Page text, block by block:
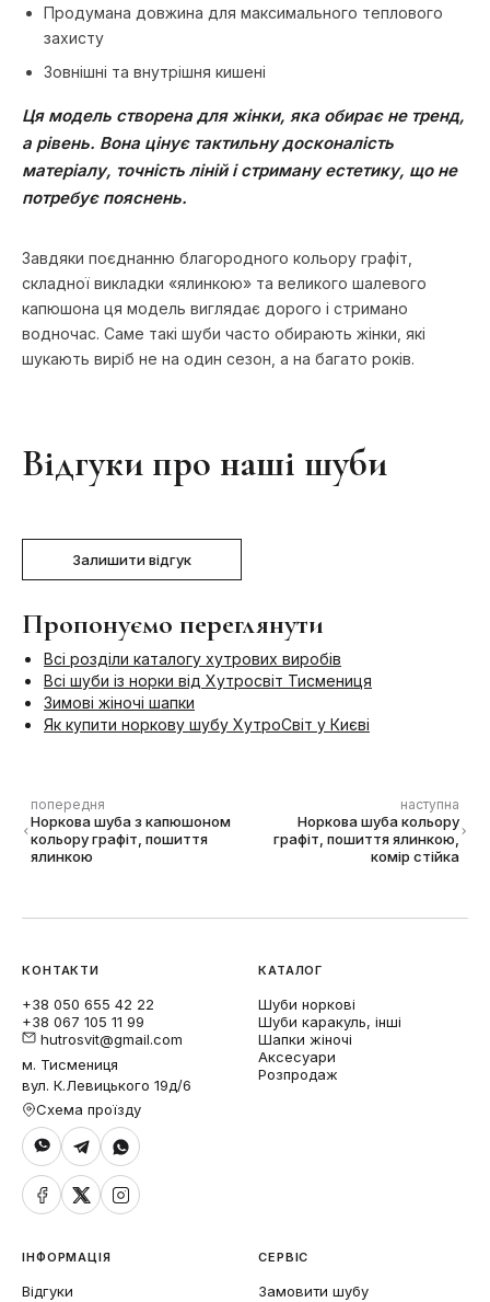
Продумана довжина для максимального теплового
захисту
Зовнішні та внутрішня кишені
Ця модель створена для жінки, яка обирає не тренд,
а рівень. Вона цінує тактильну досконалість
матеріалу, точність ліній і стриману естетику, що не
потребує пояснень.
Завдяки поєднанню благородного кольору графіт,
складної викладки «ялинкою» та великого шалевого
капюшона ця модель виглядає дорого і стримано
водночас. Саме такі шуби часто обирають жінки, які
шукають виріб не на один сезон, а на багато років.
Відгуки про наші шуби
Залишити відгук
Пропонуємо переглянути
Всі розділи каталогу хутрових виробів
Всі шуби із норки від Хутросвіт Тисмениця
Зимові жіночі шапки
Як купити норкову шубу ХутроСвіт у Києві
попередня
Норкова шуба з капюшоном
кольору графіт, пошиття
ялинкою
наступна
Норкова шуба кольору
графіт, пошиття ялинкою,
комір стійка
КОНТАКТИ
+38 050 655 42 22
+38 067 105 11 99
hutrosvit@gmail.com
м. Тисмениця
вул. К.Левицького 19д/6
Схема проїзду
КАТАЛОГ
Шуби норкові
Шуби каракуль, інші
Шапки жіночі
Аксесуари
Розпродаж
ІНФОРМАЦІЯ
Відгуки
СЕРВІС
Замовити шубу